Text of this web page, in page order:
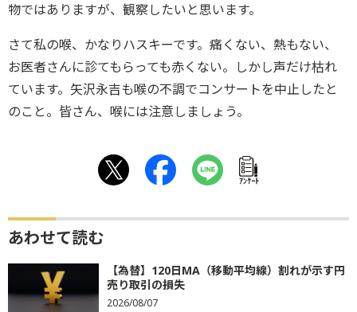
物ではありますが、観察したいと思います。
さて私の喉、かなりハスキーです。痛くない、熱もない、
お医者さんに診てもらっても赤くない。しかし声だけ枯れ
ています。矢沢永吉も喉の不調でコンサートを中止したと
のこと。皆さん、喉には注意しましょう。
ｱﾝｹｰﾄ
あわせて読む
【為替】120日MA（移動平均線）割れが示す円
売り取引の損失
2026/08/07